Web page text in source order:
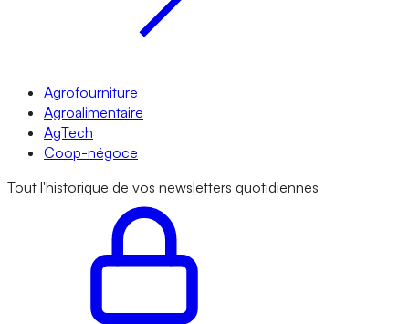
Agrofourniture
Agroalimentaire
AgTech
Coop-négoce
Tout l'historique de vos newsletters quotidiennes